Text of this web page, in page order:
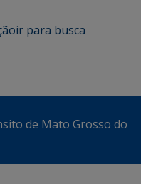
ir para busca
de Mato Grosso do